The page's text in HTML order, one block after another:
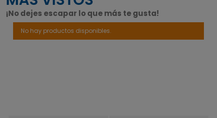
¡No dejes escapar lo que más te gusta!
No hay productos disponibles.